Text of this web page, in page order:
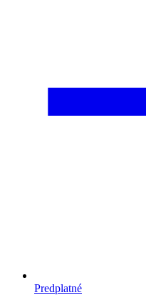
Predplatné